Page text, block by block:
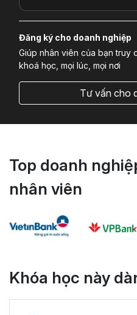
Đăng ký cho doanh nghiệp
Giúp nhân viên của bạn truy
khoá học, mọi lúc, mọi nơi
Tư vấn cho
Top doanh
nhân viên
Khóa học này